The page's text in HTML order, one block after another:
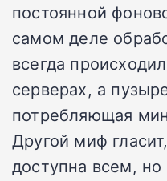
постоянной
самом деле
всегда
серверах, а
потребляющая
Другой миф
доступна всем, но